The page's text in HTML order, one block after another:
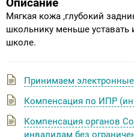
Описание
Мягкая кожа ,глубокий
школьнику меньше уставать
школе.
Принимаем
Компенсация по ИПР
Компенсация органов
инвалидам без
Индивидуальное